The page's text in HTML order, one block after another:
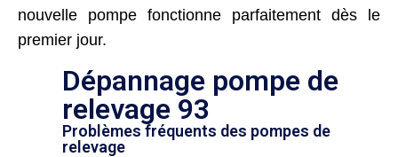
nouvelle pompe fonctionne parfaitement dès le
premier jour.
Dépannage pompe de
relevage 93
Problèmes fréquents des pompes de
relevage